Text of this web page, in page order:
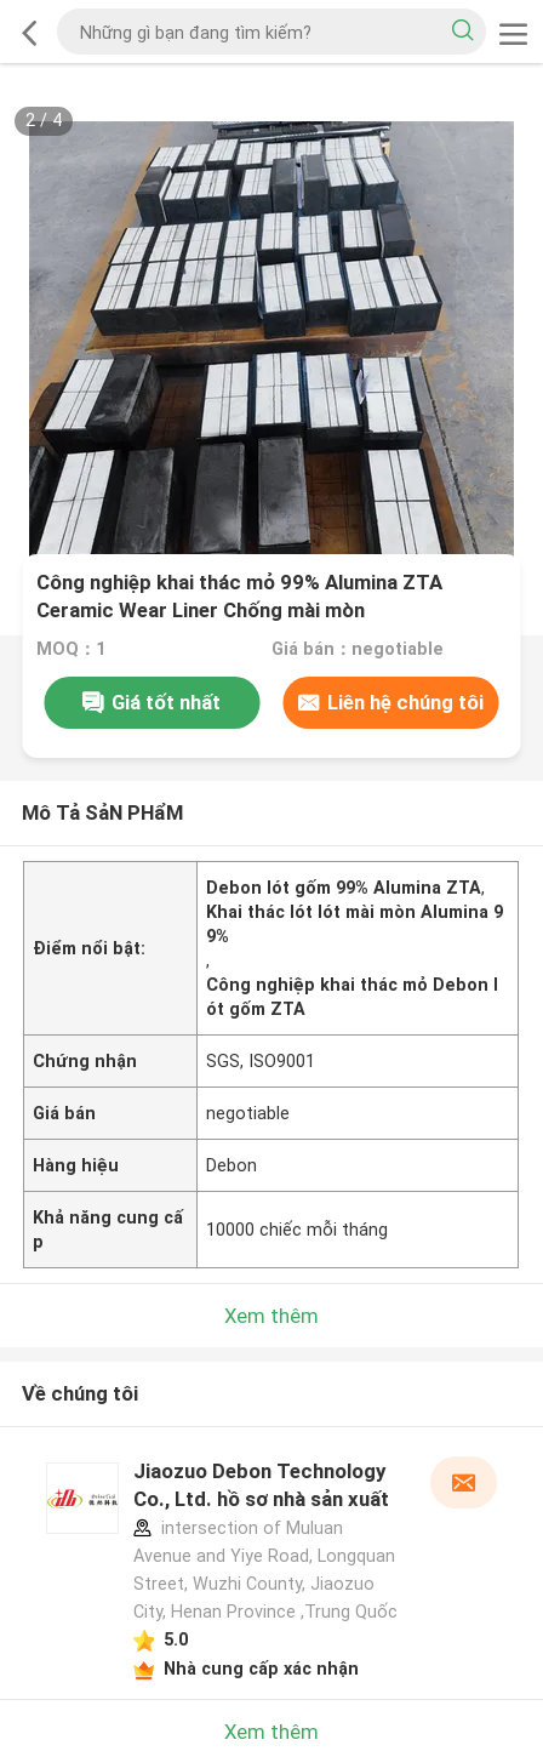
2/4
Công nghiệp khai thác mỏ 99% Alumina ZTA
Ceramic Wear Liner Chống mài mòn
MOQ：1 Giá bán：negotiable
Giá tốt nhất Liên hệ chúng tôi
Mô Tả SảN PHẩM
Điểm nổi bật:
Debon lót gốm 99% Alumina ZTA,
Khai thác lót lót mài mòn Alumina 9
9%
,
Công nghiệp khai thác mỏ Debon l
ót gốm ZTA
Chứng nhận SGS, ISO9001
Giá bán negotiable
Hàng hiệu Debon
Khả năng cung cấ
p
10000 chiếc mỗi tháng
Xem thêm
Về chúng tôi
Jiaozuo Debon Technology
Co., Ltd. hồ sơ nhà sản xuất
intersection of Muluan
Avenue and Yiye Road, Longquan
Street, Wuzhi County, Jiaozuo
City, Henan Province ,Trung Quốc
5.0
Nhà cung cấp xác nhận
Xem thêm